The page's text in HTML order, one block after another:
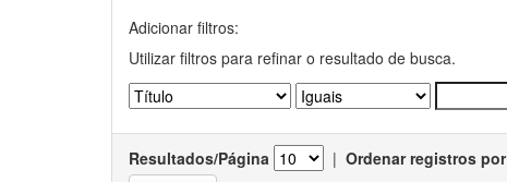
Adicionar filtros:
Utilizar filtros para refinar o resultado de busca.
Resultados/Página | Ordenar registros por